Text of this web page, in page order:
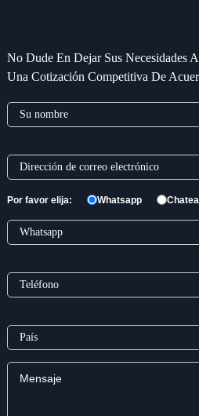
No Dude En Dejar Sus Necesidades
Una Cotización Competitiva De
Por favor elija: Whatsapp